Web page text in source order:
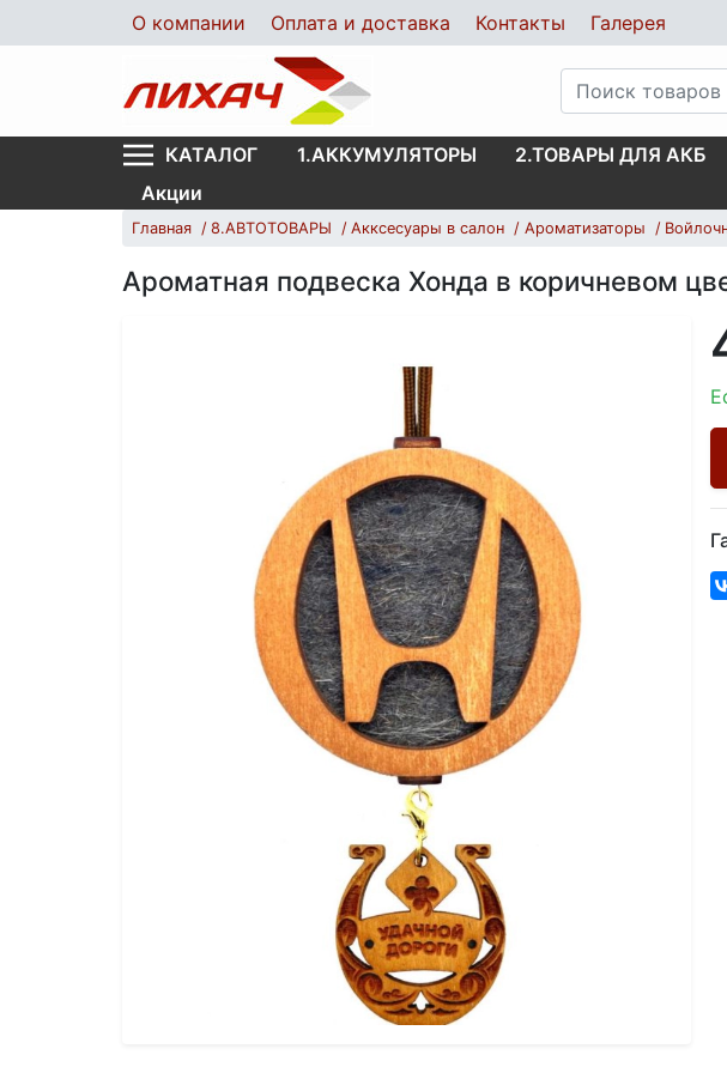
О компании Оплата и доставка Контакты Галерея
КАТАЛОГ 1.АККУМУЛЯТОРЫ 2.ТОВАРЫ ДЛЯ АКБ
Акции
Главная 8.АВТОТОВАРЫ Акксесуары в салон Ароматизаторы
Ароматная подвеска Хонда в коричневом